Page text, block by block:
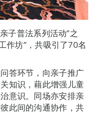
子普法系列活动”之
作坊”，共吸引了70名
答环节，向亲子推广
知识，藉此增强儿童
意识。同场亦安排亲
此间的沟通协作，共